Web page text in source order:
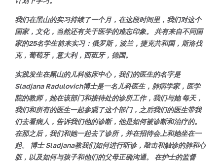
我们在黑山的实习持续了一个月，在这段时间里，我们对这个
国家，文化，当然还有关于医学的难忘印象。 共有来自不同国
家的25名学生前来实习：俄罗斯，波兰，捷克共和国，斯洛伐
克，葡萄牙，意大利，西班牙，德国。
实践发生在黑山的儿科临床中心，我们的医生的名字是
Sladjana Radulovich博士是一名儿科医生，肺病学家，医学
院的教师，她在该部门和接待处的诊所工作，我们与她 每天，
我们和所有的医生一起参观了这个部门，之后我们的医生带我
们去看病人，告诉我们他的诊断，他是如何被诊断和治疗的。
在那之后，我们和她一起去了诊所，并在招待会上和她坐在一
起。 博士 Sladjana教我们如何进行听诊，敲击和触诊的肺和心
脏，以及如何与孩子和他们的父母正确沟通。 在护士的监督